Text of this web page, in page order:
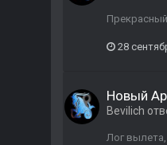
28
Новый
Bevilich
Лог